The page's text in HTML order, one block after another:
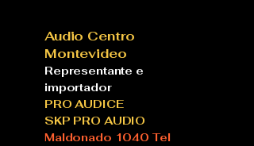
Audio Centro
Montevideo
Representante e
importador
PRO AUDICE
SKP PRO AUDIO
Maldonado 1040 Tel